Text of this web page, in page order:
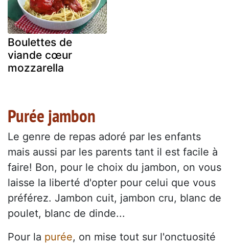
Boulettes de
viande cœur
mozzarella
Purée jambon
Le genre de repas adoré par les enfants
mais aussi par les parents tant il est facile à
faire! Bon, pour le choix du jambon, on vous
laisse la liberté d'opter pour celui que vous
préférez. Jambon cuit, jambon cru, blanc de
poulet, blanc de dinde...
Pour la purée, on mise tout sur l'onctuosité